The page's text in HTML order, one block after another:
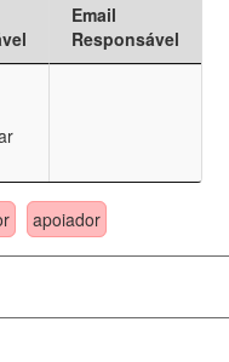
Email
Responsável
apoiador